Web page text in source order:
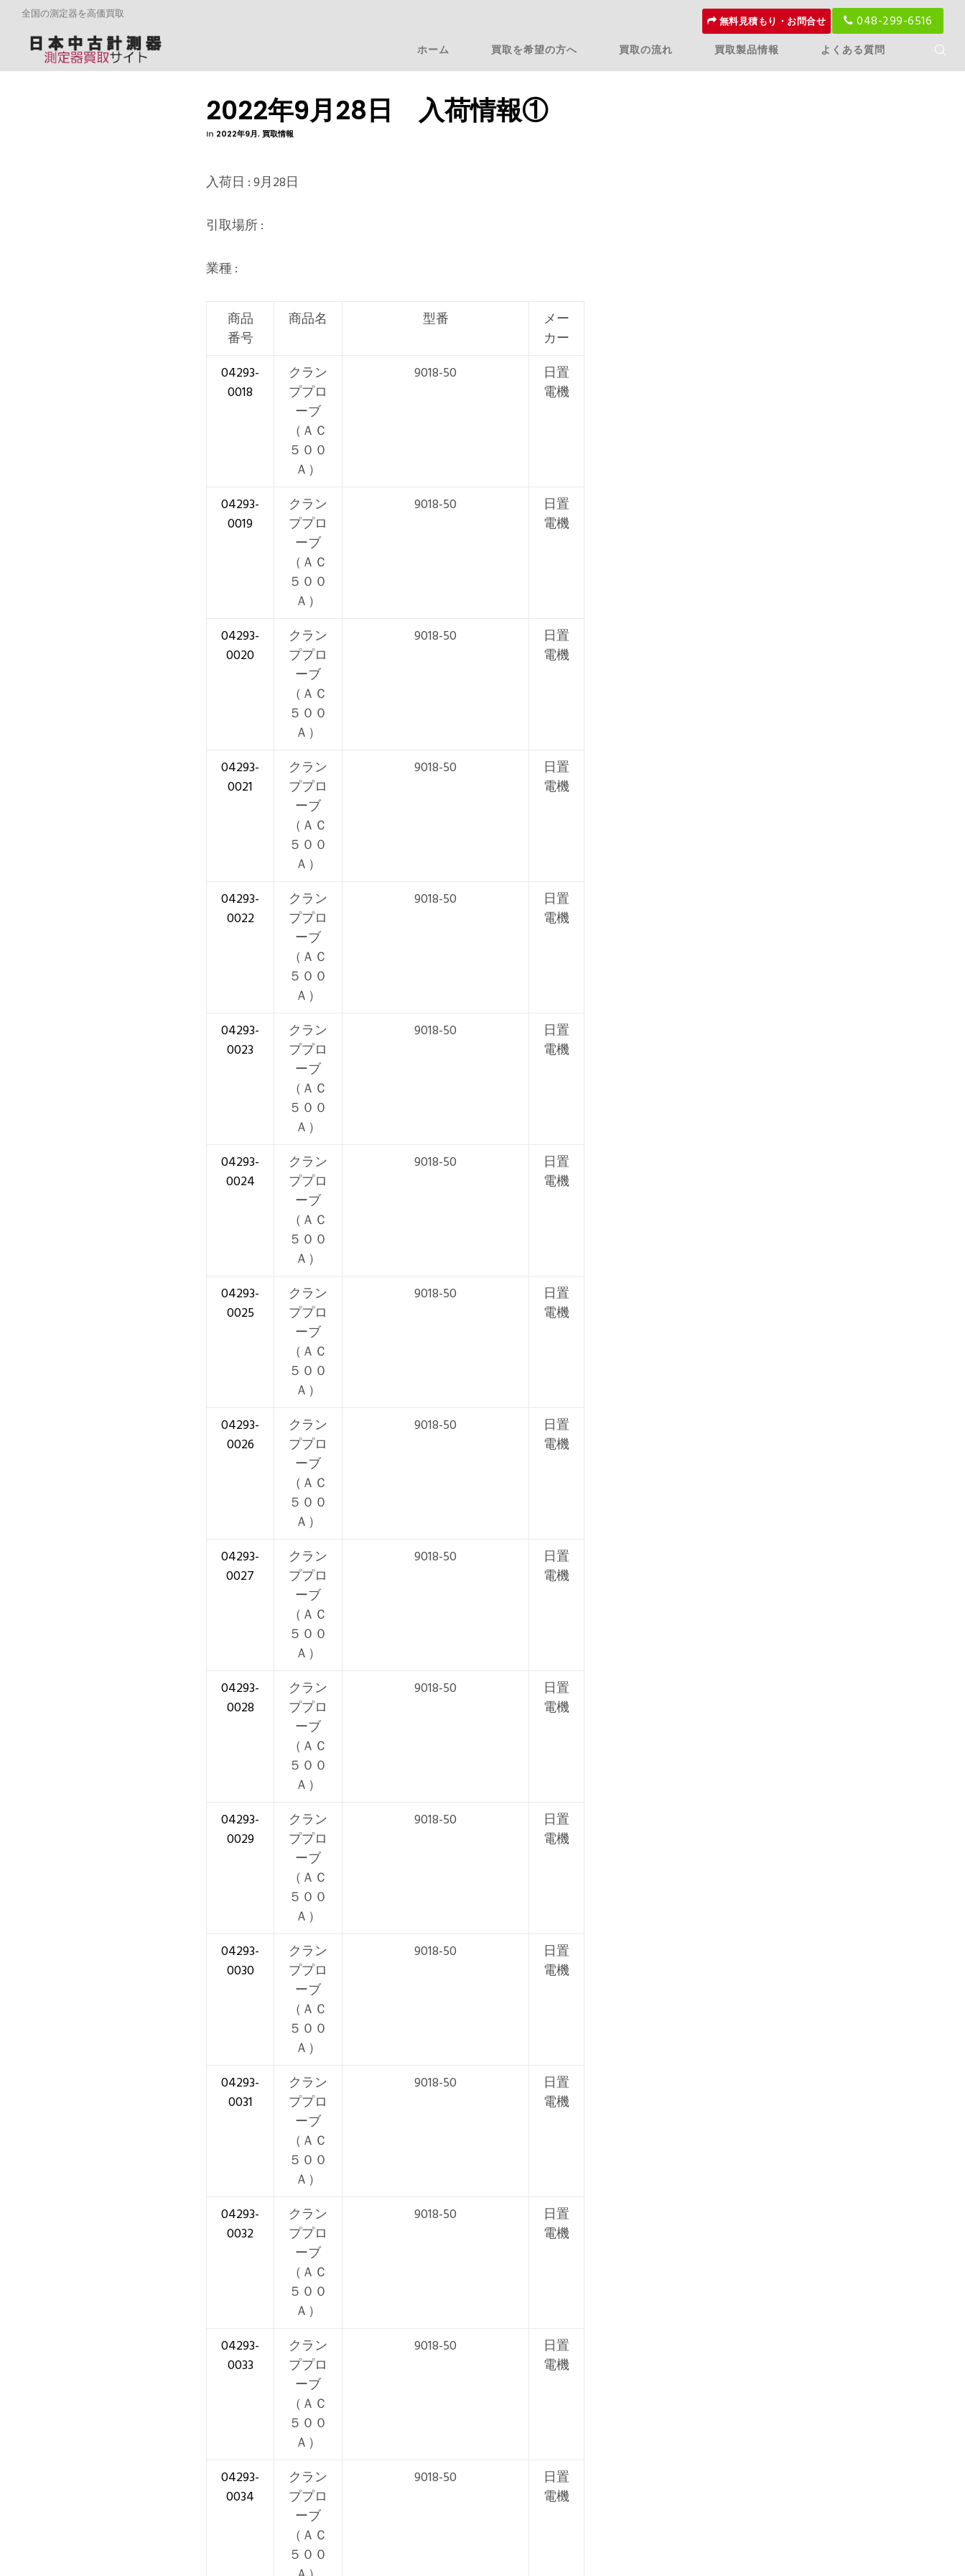
全国の測定器を高価買取 無料見積もり・お問合せ 048-299-6516
ホーム 買取を希望の方へ 買取の流れ 買取製品情報 よくある質問
2022年9月28日 入荷情報①
In 2022年9月, 買取情報
入荷日 : 9月28日
引取場所 :
業種 :
商品
番号
商品名 型番
メー
カー
04293-
0018
クラン
ププロ
ーブ
（ＡＣ
５００
Ａ）
9018-50
日置
電機
04293-
0019
クラン
ププロ
ーブ
（ＡＣ
５００
Ａ）
9018-50
日置
電機
04293-
0020
クラン
ププロ
ーブ
（ＡＣ
５００
Ａ）
9018-50
日置
電機
04293-
0021
クラン
ププロ
ーブ
（ＡＣ
５００
Ａ）
9018-50
日置
電機
04293-
0022
クラン
ププロ
ーブ
（ＡＣ
５００
Ａ）
9018-50
日置
電機
04293-
0023
クラン
ププロ
ーブ
（ＡＣ
５００
Ａ）
9018-50
日置
電機
04293-
0024
クラン
ププロ
ーブ
（ＡＣ
５００
Ａ）
9018-50
日置
電機
04293-
0025
クラン
ププロ
ーブ
（ＡＣ
５００
Ａ）
9018-50
日置
電機
04293-
0026
クラン
ププロ
ーブ
（ＡＣ
５００
Ａ）
9018-50
日置
電機
04293-
0027
クラン
ププロ
ーブ
（ＡＣ
５００
Ａ）
9018-50
日置
電機
04293-
0028
クラン
ププロ
ーブ
（ＡＣ
５００
Ａ）
9018-50
日置
電機
04293-
0029
クラン
ププロ
ーブ
（ＡＣ
５００
Ａ）
9018-50
日置
電機
04293-
0030
クラン
ププロ
ーブ
（ＡＣ
５００
Ａ）
9018-50
日置
電機
04293-
0031
クラン
ププロ
ーブ
（ＡＣ
５００
Ａ）
9018-50
日置
電機
04293-
0032
クラン
ププロ
ーブ
（ＡＣ
５００
Ａ）
9018-50
日置
電機
04293-
0033
クラン
ププロ
ーブ
（ＡＣ
５００
Ａ）
9018-50
日置
電機
04293-
0034
クラン
ププロ
ーブ
（ＡＣ
５００
9018-50
日置
電機